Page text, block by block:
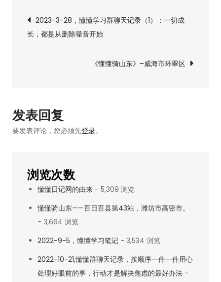
懂
懂
习
录
国
家
垃
圾
人，
文
章
2023-3-28，懂懂学习群聊天记录（1）：一切成
长，都是从删除噪音开始
《懂懂骑山东》–威海市环翠区
发表回复
要发表评论，您必须先登录。
浏览次数
懂懂日记网的由来 - 5,309 浏览
懂懂骑山东——百日百县第43站，潍坊市高密市。
- 3,664 浏览
2022-9-5，懂懂学习笔记 - 3,534 浏览
2022-10-21,懂懂群聊天记录，按顺序一件一件用心
处理好眼前的事，行动才是解决焦虑的最好办法 -